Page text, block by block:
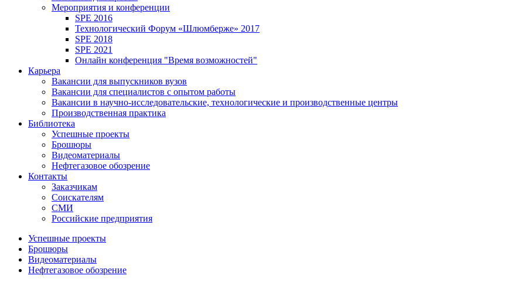
Мероприятия и конференции
SPE 2016
Технологический Форум «Шлюмберже» 2017
SPE 2018
SPE 2021
Онлайн конференция "Время возможностей"
Карьера
Вакансии для выпускников вузов
Вакансии для специалистов с опытом работы
Вакансии в научно-исследовательские, технологические и производственные центры
Производственная практика
Библиотека
Успешные проекты
Брошюры
Видеоматериалы
Нефтегазовое обозрение
Контакты
Заказчикам
Соискателям
СМИ
Российские предприятия
Успешные проекты
Брошюры
Видеоматериалы
Нефтегазовое обозрение